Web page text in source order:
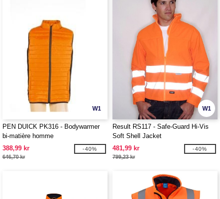
W1
PEN DUICK PK316 - Bodywarmer
bi-matière homme
388,99 kr
646,70 kr
-40%
W1
Result RS117 - Safe-Guard Hi-Vis
Soft Shell Jacket
481,99 kr
799,23 kr
-40%